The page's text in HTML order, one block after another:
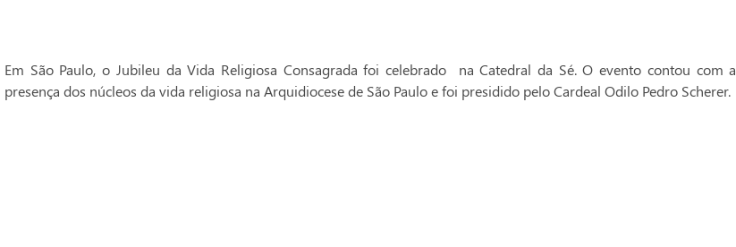
Em São Paulo, o Jubileu da Vida Religiosa Consagrada foi celebrado na Catedral da Sé. O evento contou com a
presença dos núcleos da vida religiosa na Arquidiocese de São Paulo e foi presidido pelo Cardeal Odilo Pedro Scherer.